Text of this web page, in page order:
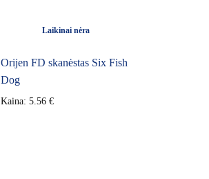
Laikinai nėra
Orijen FD skanėstas Six Fish
Dog
Kaina: 5.56 €